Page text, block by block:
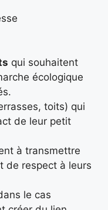
qui souhaitent
écologique
toits) qui
de leur petit
à transmettre
de respect à leurs
le cas